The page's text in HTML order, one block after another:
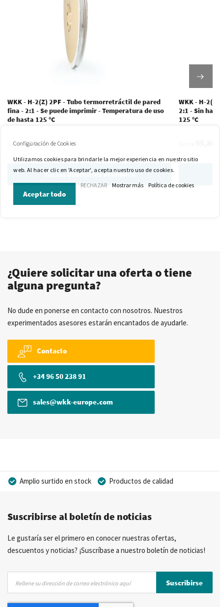
WKK - H-2(Z) 2PF - Tubo termorretráctil de pared
fina - 2:1 - Se puede imprimir - Temperatura de uso
de hasta 125 °C
Desde 128,27 € Excl. IVA
Ver las diferentes versiones
WKK - H-
2:1 - Sin
125 °C
¿Quiere solicitar una oferta o tiene
alguna pregunta?
No dude en ponerse en contacto con nosotros. Nuestros
experimentados asesores estarán encantados de ayudarle.
Contacto
+34 96 50 238 91
sales@wkk-europe.com
Amplio surtido en stock
Productos de calidad
Asesoramiento personal
Más de 40 años de experiencia
Posibilidad de crear marca privada
Suscribirse al boletín de noticias
Le gustaría ser el primero en conocer nuestras ofertas,
descuentos y noticias? ¡Suscríbase a nuestro boletín de noticias!
nuestro
Suscribirse
Configuración de Cookies
Utilizamos cookies para brindarle la mejor experiencia en nuestro sitio
web. Al hacer clic en 'Aceptar', acepta nuestro uso de cookies.
Aceptar todo
RECHAZAR Mostrar más Política de cookies